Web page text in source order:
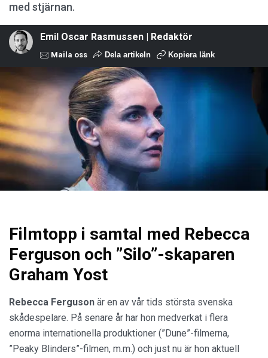
med stjärnan.
Emil Oscar Rasmussen | Redaktör
Maila oss Dela artikeln Kopiera länk
Filmtopp i samtal med Rebecca
Ferguson och ”Silo”-skaparen
Graham Yost
Rebecca Ferguson är en av vår tids största svenska
skådespelare. På senare år har hon medverkat i flera
enorma internationella produktioner (”Dune”-filmerna,
”Peaky Blinders”-filmen, m.m.) och just nu är hon aktuell